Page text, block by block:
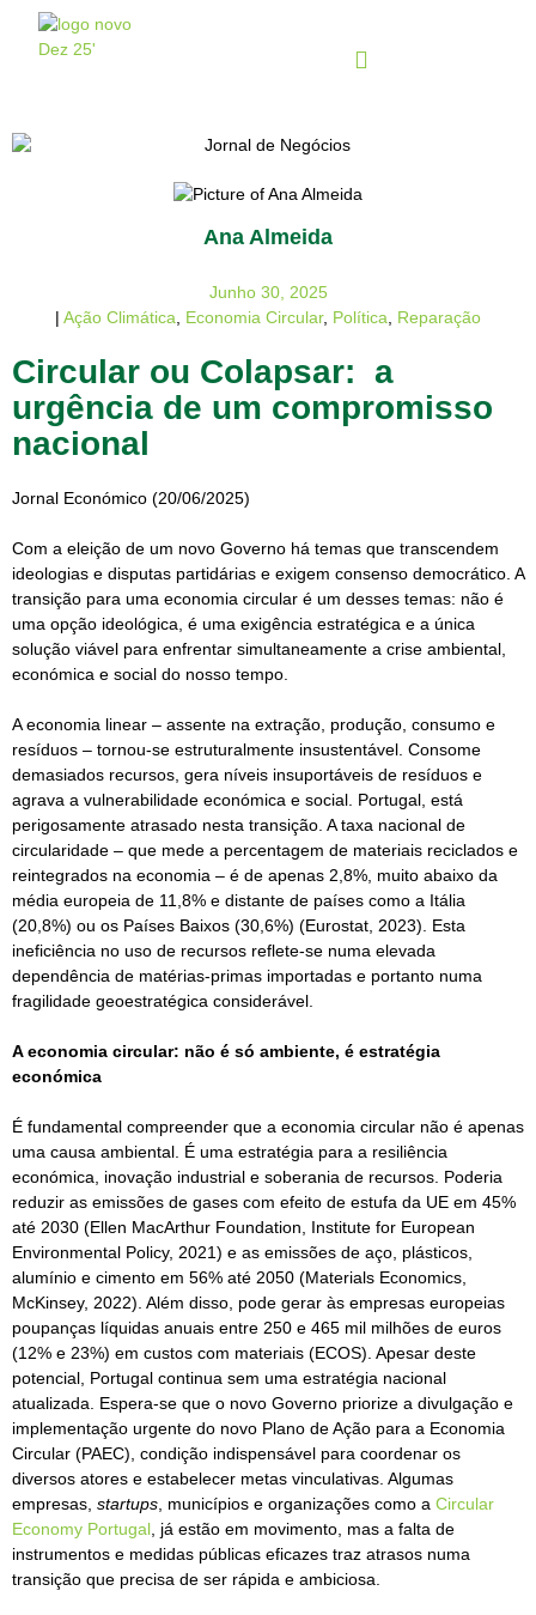
Ana Almeida
Junho 30, 2025
| Ação Climática Economia Circular, Política Reparação
Circular ou Colapsar: a
urgência de um compromisso
nacional
Jornal Económico (20/06/2025)
Com a eleição de um novo Governo há temas que transcendem
ideologias e disputas partidárias e exigem consenso democrático. A
transição para uma economia circular é um desses temas: não é
uma opção ideológica, é uma exigência estratégica e a única
solução viável para enfrentar simultaneamente a crise ambiental,
económica e social do nosso tempo.
A economia linear – assente na extração, produção, consumo e
resíduos – tornou-se estruturalmente insustentável. Consome
demasiados recursos, gera níveis insuportáveis de resíduos e
agrava a vulnerabilidade económica e social. Portugal, está
perigosamente atrasado nesta transição. A taxa nacional de
circularidade – que mede a percentagem de materiais reciclados e
reintegrados na economia – é de apenas 2,8%, muito abaixo da
média europeia de 11,8% e distante de países como a Itália
(20,8%) ou os Países Baixos (30,6%) (Eurostat, 2023). Esta
ineficiência no uso de recursos reflete-se numa elevada
dependência de matérias-primas importadas e portanto numa
fragilidade geoestratégica considerável.
A economia circular: não é só ambiente, é estratégia
económica
É fundamental compreender que a economia circular não é apenas
uma causa ambiental. É uma estratégia para a resiliência
económica, inovação industrial e soberania de recursos. Poderia
reduzir as emissões de gases com efeito de estufa da UE em 45%
até 2030 (Ellen MacArthur Foundation, Institute for European
Environmental Policy, 2021) e as emissões de aço, plásticos,
alumínio e cimento em 56% até 2050 (Materials Economics,
McKinsey, 2022). Além disso, pode gerar às empresas europeias
poupanças líquidas anuais entre 250 e 465 mil milhões de euros
(12% e 23%) em custos com materiais (ECOS). Apesar deste
potencial, Portugal continua sem uma estratégia nacional
atualizada. Espera-se que o novo Governo priorize a divulgação e
implementação urgente do novo Plano de Ação para a Economia
Circular (PAEC), condição indispensável para coordenar os
diversos atores e estabelecer metas vinculativas. Algumas
empresas, startups , municípios e organizações como a Circular
Economy Portugal , já estão em movimento, mas a falta de
instrumentos e medidas públicas eficazes traz atrasos numa
transição que precisa de ser rápida e ambiciosa.